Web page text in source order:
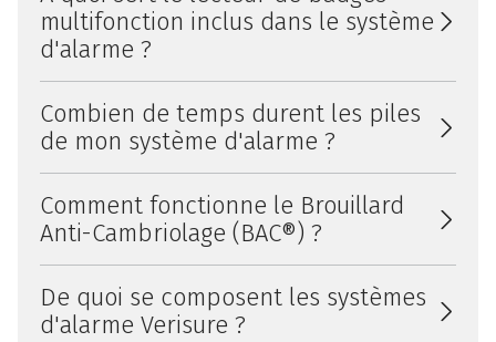
multifonction inclus dans le système
d'alarme ?
Combien de temps durent les piles
de mon système d'alarme ?
Comment fonctionne le Brouillard
Anti-Cambriolage (BAC®) ?
De quoi se composent les systèmes
d'alarme Verisure ?